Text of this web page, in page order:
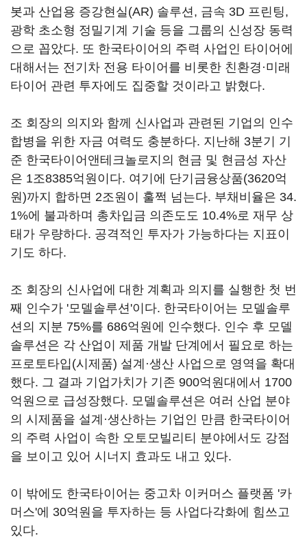
봇과 산업용 증강현실(AR) 솔루션, 금속 3D 프린팅,
광학 초소형 정밀기계 기술 등을 그룹의 신성장 동력
으로 꼽았다. 또 한국타이어의 주력 사업인 타이어에
대해서는 전기차 전용 타이어를 비롯한 친환경·미래
타이어 관련 투자에도 집중할 것이라고 밝혔다.
조 회장의 의지와 함께 신사업과 관련된 기업의 인수
합병을 위한 자금 여력도 충분하다. 지난해 3분기 기
준 한국타이어앤테크놀로지의 현금 및 현금성 자산
은 1조8385억원이다. 여기에 단기금융상품(3620억
원)까지 합하면 2조원이 훌쩍 넘는다. 부채비율은 34.
1%에 불과하며 총차입금 의존도도 10.4%로 재무 상
태가 우량하다. 공격적인 투자가 가능하다는 지표이
기도 하다.
조 회장의 신사업에 대한 계획과 의지를 실행한 첫 번
째 인수가 '모델솔루션'이다. 한국타이어는 모델솔루
션의 지분 75%를 686억원에 인수했다. 인수 후 모델
솔루션은 각 산업이 제품 개발 단계에서 필요로 하는
프로토타입(시제품) 설계·생산 사업으로 영역을 확대
했다. 그 결과 기업가치가 기존 900억원대에서 1700
억원으로 급성장했다. 모델솔루션은 여러 산업 분야
의 시제품을 설계·생산하는 기업인 만큼 한국타이어
의 주력 사업이 속한 오토모빌리티 분야에서도 강점
을 보이고 있어 시너지 효과도 내고 있다.
이 밖에도 한국타이어는 중고차 이커머스 플랫폼 '카
머스'에 30억원을 투자하는 등 사업다각화에 힘쓰고
있다.